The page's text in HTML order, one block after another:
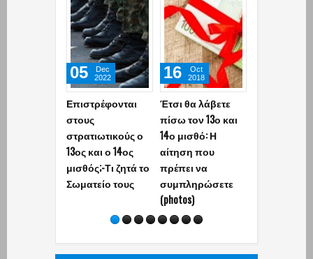
Επιστρέφονται
στους
στρατιωτικούς ο
13ος και ο 14ος
μισθός;-Τι ζητά το
Σωματείο τους
05
Dec
2022
Έτσι θα λάβετε
πίσω τον 13ο και
14ο μισθό: Η
αίτηση που
πρέπει να
συμπληρώσετε
(photos)
16
Oct
2018